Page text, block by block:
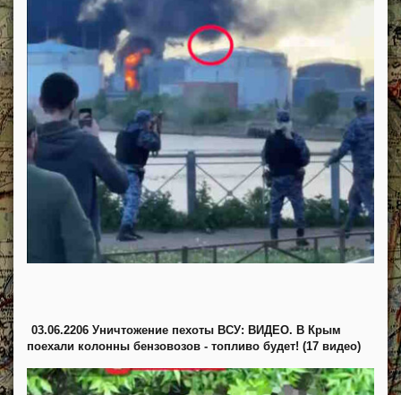
03.06.2206 Уничтожение пехоты ВСУ: ВИДЕО. В Крым
поехали колонны бензовозов - топливо будет! (17 видео)